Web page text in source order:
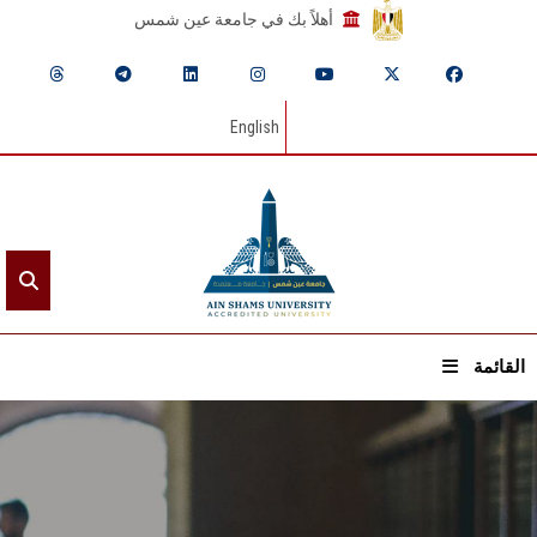
أهلاً بك في جامعة عين شمس
English
القائمة
الرئيسيـة
عن الجامعة